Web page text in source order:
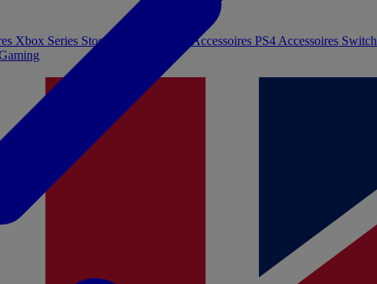
Xbox Series Stockage et Mémoire Accessoires PS4 Accessoires Switch